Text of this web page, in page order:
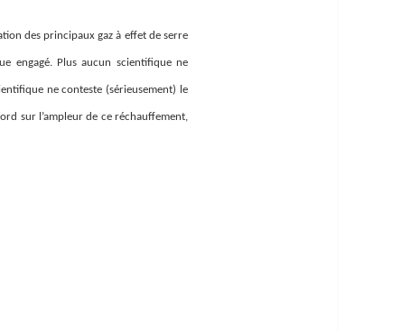
des principaux gaz à effet de serre
engagé. Plus aucun scientifique ne
ne conteste (sérieusement) le
sur l’ampleur de ce réchauffement,